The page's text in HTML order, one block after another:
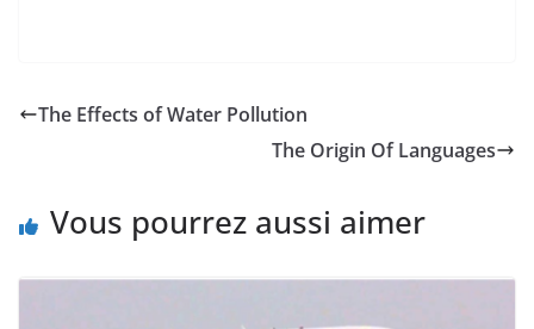
The Effects of Water Pollution
The Origin Of Languages
Vous pourrez aussi aimer